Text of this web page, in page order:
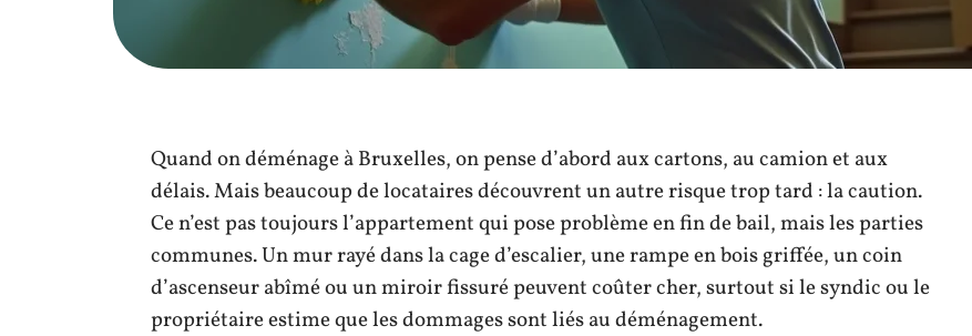
Quand on déménage à Bruxelles, on pense d’abord aux cartons, au camion et aux
délais. Mais beaucoup de locataires découvrent un autre risque trop tard : la caution.
Ce n’est pas toujours l’appartement qui pose problème en fin de bail, mais les parties
communes. Un mur rayé dans la cage d’escalier, une rampe en bois griffée, un coin
d’ascenseur abîmé ou un miroir fissuré peuvent coûter cher, surtout si le syndic ou le
propriétaire estime que les dommages sont liés au déménagement.